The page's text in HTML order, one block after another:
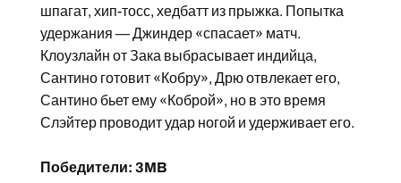
шпагат, хип-тосс, хедбатт из прыжка. Попытка
удержания — Джиндер «спасает» матч.
Клоузлайн от Зака выбрасывает индийца,
Сантино готовит «Кобру», Дрю отвлекает его,
Сантино бьет ему «Коброй», но в это время
Слэйтер проводит удар ногой и удерживает его.
Победители: 3MB